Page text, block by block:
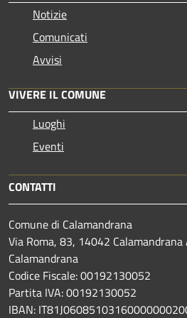
Notizie
Comunicati
Avvisi
VIVERE IL COMUNE
Luoghi
Eventi
CONTATTI
Comune di Calamandrana
Via Roma, 83, 14042
Calamandrana
Codice Fiscale: 00192130052
Partita IVA: 00192130052
IBAN: